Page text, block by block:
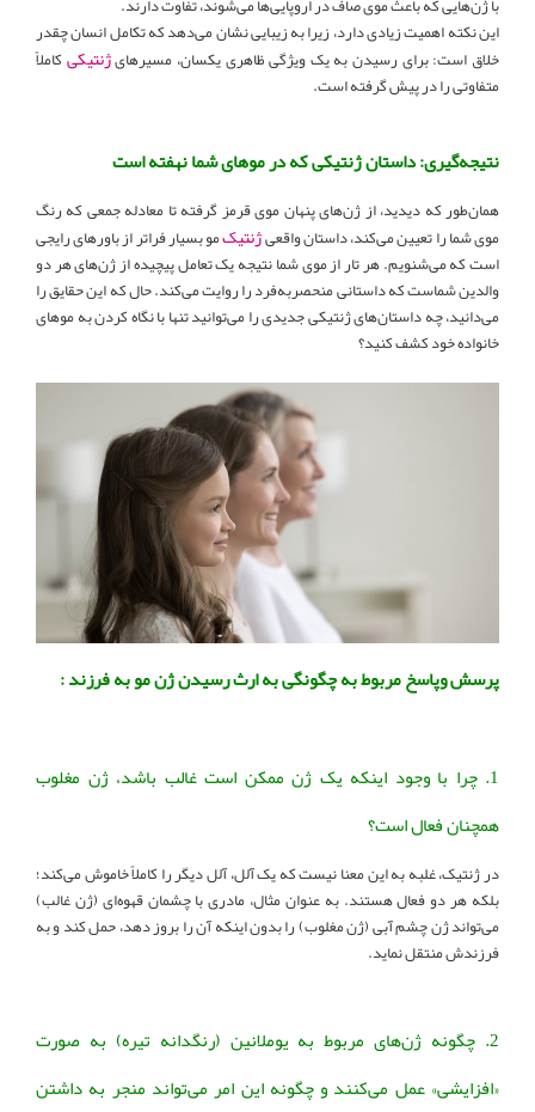
این نکته اهمیت زیادی دارد، زیرا به زیبایی نشان می‌دهد که تکامل انسان چقدر
خلاق است: برای رسیدن به یک ویژگی ظاهری یکسان، مسیرهایژنتیکیکاملاً
متفاوتی را در پیش گرفته است.
نتیجه‌گیری: داستان ژنتیکی که در موهای شما نهفته است
همان‌طور که دیدید، از ژن‌های پنهان موی قرمز گرفته تا معادله جمعی که رنگ
موی شما را تعیین می‌کند، داستان واقعیژنتیکمو بسیار فراتر از باورهای رایجی
است که می‌شنویم. هر تار از موی شما نتیجه یک تعامل پیچیده از ژن‌های هر دو
والدین شماست که داستانی منحصربه‌فرد را روایت می‌کند. حال که این حقایق را
می‌دانید، چه داستان‌های ژنتیکی جدیدی را می‌توانید تنها با نگاه کردن به موهای
خانواده خود کشف کنید؟
پرسش وپاسخ مربوط به چگونگی به ارث رسیدن ژن مو به فرزند :
1. چرا با وجود اینکه یک ژن ممکن است غالب باشد، ژن مغلوب
همچنان فعال است؟
در ژنتیک، غلبه به این معنا نیست که یک آلل، آلل دیگر را کاملاً خاموش می‌کند؛
بلکه هر دو فعال هستند. به عنوان مثال، مادری با چشمان قهوه‌ای (ژن غالب)
می‌تواند ژن چشم آبی (ژن مغلوب) را بدون اینکه آن را بروز دهد، حمل کند و به
فرزندش منتقل نماید.
2. چگونه ژن‌های مربوط به یوملانین (رنگدانه تیره) به صورت
«افزایشی» عمل می‌کنند و چگونه این امر می‌تواند منجر به داشتن